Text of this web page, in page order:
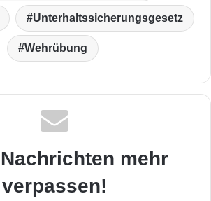
Unterhaltssicherungsgesetz
Wehrübung
mehr
verpassen!